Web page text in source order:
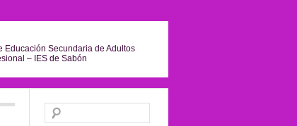
Educación Secundaria de Adultos
– IES de Sabón
Buscar: